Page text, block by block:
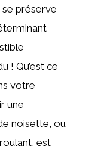
se préserve
! Qu’est ce
votre
une
noisette, ou
est